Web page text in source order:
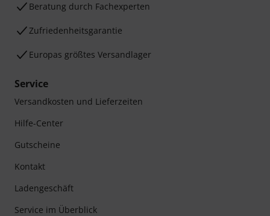
Beratung durch Fachexperten
Zufriedenheitsgarantie
Europas größtes Versandlager
Service
Versandkosten und Lieferzeiten
Hilfe-Center
Gutscheine
Kontakt
Ladengeschäft
Service im Überblick